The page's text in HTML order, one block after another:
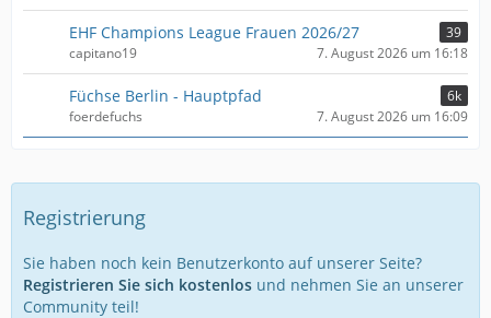
EHF Champions League Frauen 2026/27
39
capitano19
7. August 2026 um 16:18
Füchse Berlin - Hauptpfad
6k
foerdefuchs
7. August 2026 um 16:09
Registrierung
Sie haben noch kein Benutzerkonto auf unserer Seite?
Registrieren Sie sich kostenlos und nehmen Sie an unserer
Community teil!